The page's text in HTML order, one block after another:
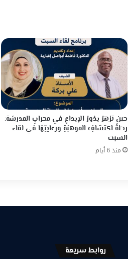
حين تزهرُ بذورُ الإبداعِ في محرابِ المدرسَة:
رحلةُ اكتشافِ الموهبَةِ ورعايتِهَا في لقاء
السبت
منذ 6 أيام
روابط سريعة